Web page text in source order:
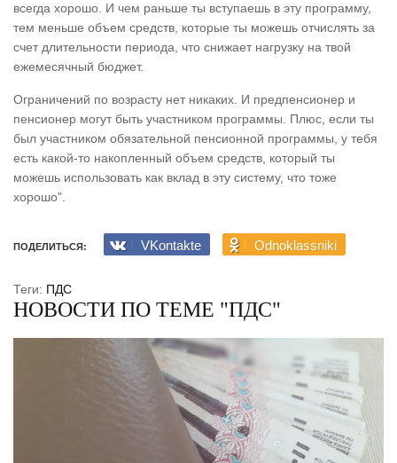
всегда хорошо. И чем раньше ты вступаешь в эту программу,
тем меньше объем средств, которые ты можешь отчислять за
счет длительности периода, что снижает нагрузку на твой
ежемесячный бюджет.
Ограничений по возрасту нет никаких. И предпенсионер и
пенсионер могут быть участником программы. Плюс, если ты
был участником обязательной пенсионной программы, у тебя
есть какой-то накопленный объем средств, который ты
можешь использовать как вклад в эту систему, что тоже
хорошо".
ПОДЕЛИТЬСЯ: VKontakte Odnoklassniki
Теги: ПДС
НОВОСТИ ПО ТЕМЕ "ПДС"